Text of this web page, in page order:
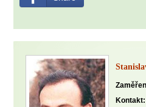
Kontakt: